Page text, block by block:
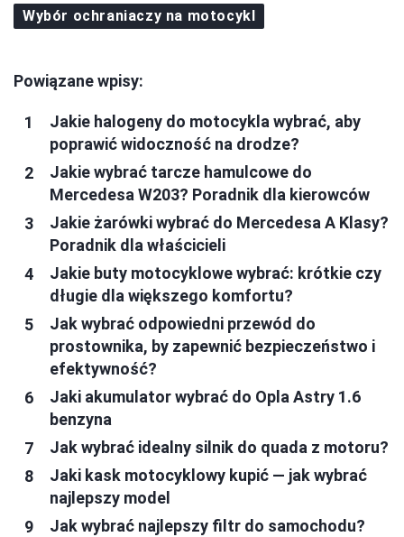
Wybór ochraniaczy na motocykl
Powiązane wpisy:
Jakie halogeny do motocykla wybrać, aby
poprawić widoczność na drodze?
Jakie wybrać tarcze hamulcowe do
Mercedesa W203? Poradnik dla kierowców
Jakie żarówki wybrać do Mercedesa A Klasy?
Poradnik dla właścicieli
Jakie buty motocyklowe wybrać: krótkie czy
długie dla większego komfortu?
Jak wybrać odpowiedni przewód do
prostownika, by zapewnić bezpieczeństwo i
efektywność?
Jaki akumulator wybrać do Opla Astry 1.6
benzyna
Jak wybrać idealny silnik do quada z motoru?
Jaki kask motocyklowy kupić — jak wybrać
najlepszy model
Jak wybrać najlepszy filtr do samochodu?